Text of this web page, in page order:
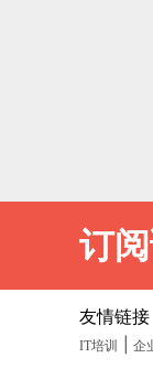
订
友情链接
IT培训 企